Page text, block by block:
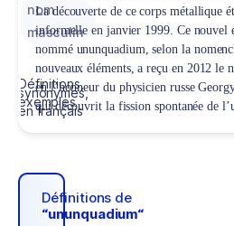
nom
masculin
Définitions,
synonymes,
exemples
en français
Définitions de
“ununquadium“
La découverte de ce corps métallique
informelle en janvier 1999. Ce nouvel
nommé ununquadium, selon la
nouveaux éléments, a reçu en 2012
en l’honneur du physicien russe
qui découvrit la fission spontanée de